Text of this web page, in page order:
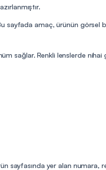
sayfada amaç, ürünün görsel
sağlar. Renkli lenslerde nihai
sayfasında yer alan numara,